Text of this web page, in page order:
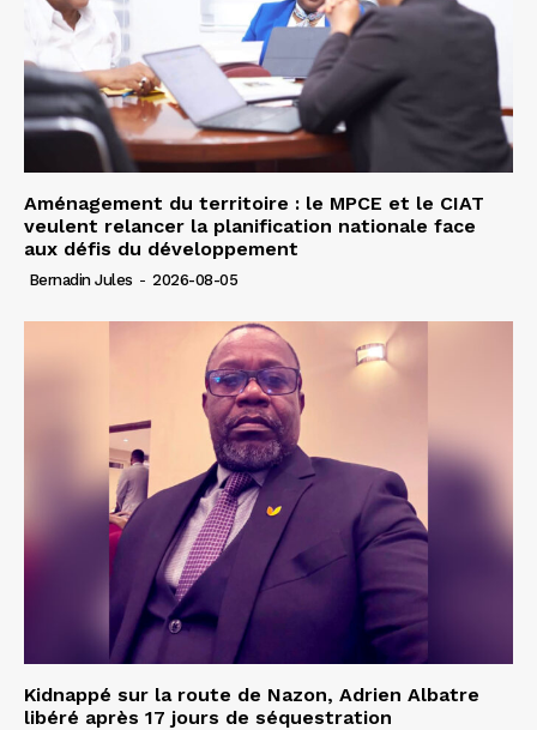
Aménagement du territoire : le MPCE et le CIAT
veulent relancer la planification nationale face
aux défis du développement
Bernadin Jules - 2026-08-05
Kidnappé sur la route de Nazon, Adrien Albatre
libéré après 17 jours de séquestration